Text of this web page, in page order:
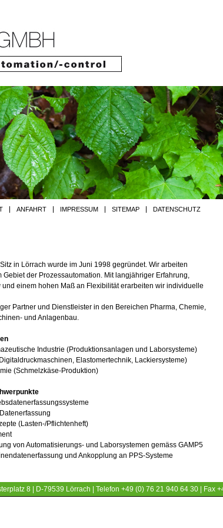
ANFAHRT IMPRESSUM SITEMAP DATENSCHUTZ
in Lörrach wurde im Juni 1998 gegründet. Wir arbeiten
Gebiet der Prozessautomation. Mit langjähriger Erfahrung,
einem hohen Maß an Flexibilität erarbeiten wir individuelle
Partner und Dienstleister in den Bereichen Pharma, Chemie,
und Anlagenbau.
Industrie (Produktionsanlagen und Laborsysteme)
Elastomertechnik, Lackiersysteme)
(Schmelzkäse-Produktion)
(Lasten-/Pflichtenheft)
von Automatisierungs- und Laborsystemen gemäss GAMP5
und Ankopplung an PPS-Systeme
8 | D-79539 Lörrach | Telefon +49 (0) 76 21 940 64 30 | Fax